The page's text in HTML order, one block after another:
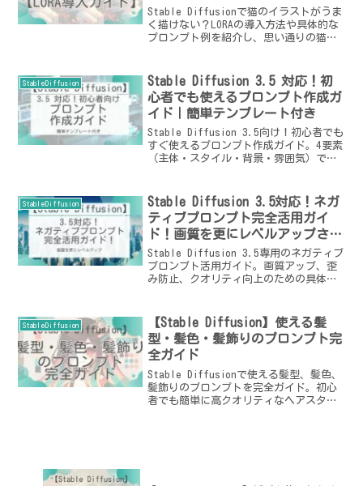
Stable Diffusionで猫のイラストがうま
く描けない？LORAの導入方法や具体的な
プロンプト例を紹介し、思い通りの猫イ
StableDiffusion
Stable Diffusion 3.5 対応！初
心者でも使えるプロンプト作成ガ
イド｜簡単テンプレート付き
Stable Diffusion 3.5向け！初心者でも
すぐ使えるプロンプト作成ガイド。4要素
（主体・スタイル・背景・雰囲気）で簡
見！
StableDiffusion
Stable Diffusion 3.5対応！ネガ
ティブプロンプト完全活用ガイ
ド！画質を更にレベルアップさせ
るコツ
Stable Diffusion 3.5専用のネガティブ
プロンプト活用ガイド。画質アップ、歪
み防止、クオリティ向上のための具体
StableDiffusion
【Stable Diffusion】使える髪
型・髪色・髪飾りのプロンプト完
全ガイド
Stable Diffusionで使える髪型、髪色、
髪飾りのプロンプトを完全ガイド。初心
者でも簡単に高クオリティなヘアスタイ